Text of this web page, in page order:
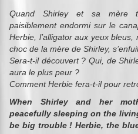
Quand Shirley et sa mère
paisiblement endormi sur le
Herbie, l’alligator aux yeux
choc de la mère de Shirley,
Sera-t-il découvert ? Qui, de
aura le plus peur ?
Comment Herbie fera-t-il pour
When Shirley and her
peacefully sleeping on the
be big trouble ! Herbie, the